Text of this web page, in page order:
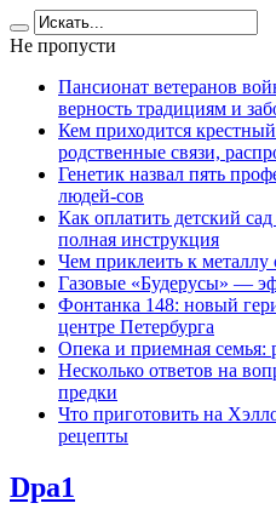
Не пропусти
Пансионат ветеранов
верность традициям и
Кем приходится
родственные связи,
Генетик назвал пять
людей-сов
Как оплатить детский
полная инструкция
Чем приклеить к
Газовые «Будерусы» —
Фонтанка 148: новый
центре Петербурга
Опека и приемная семья:
Несколько ответов на
предки
Что приготовить на
рецепты
Dpa1